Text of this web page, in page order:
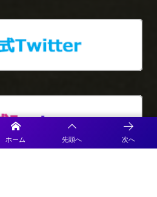
ホーム 先頭へ 次へ